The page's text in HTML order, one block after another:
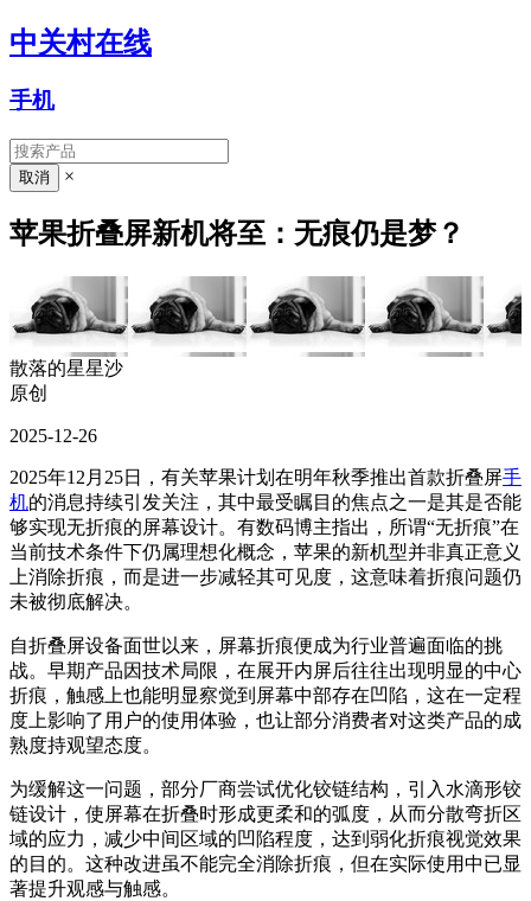
中关村在线
手机
×
苹果折叠屏新机将至：无痕仍是梦？
散落的星星沙
原创
2025-12-26
2025年12月25日，有关苹果计划在明年秋季推出首款折叠屏手
机的消息持续引发关注，其中最受瞩目的焦点之一是其是否能
够实现无折痕的屏幕设计。有数码博主指出，所谓“无折痕”在
当前技术条件下仍属理想化概念，苹果的新机型并非真正意义
上消除折痕，而是进一步减轻其可见度，这意味着折痕问题仍
未被彻底解决。
自折叠屏设备面世以来，屏幕折痕便成为行业普遍面临的挑
战。早期产品因技术局限，在展开内屏后往往出现明显的中心
折痕，触感上也能明显察觉到屏幕中部存在凹陷，这在一定程
度上影响了用户的使用体验，也让部分消费者对这类产品的成
熟度持观望态度。
为缓解这一问题，部分厂商尝试优化铰链结构，引入水滴形铰
链设计，使屏幕在折叠时形成更柔和的弧度，从而分散弯折区
域的应力，减少中间区域的凹陷程度，达到弱化折痕视觉效果
的目的。这种改进虽不能完全消除折痕，但在实际使用中已显
著提升观感与触感。